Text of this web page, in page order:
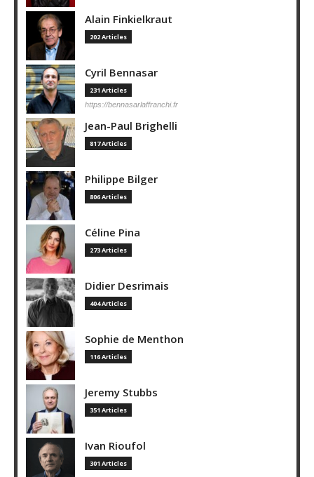
Alain Finkielkraut
202 Articles
Cyril Bennasar
231 Articles
https://bennasarlaffranchi.fr
Jean-Paul Brighelli
817 Articles
Philippe Bilger
806 Articles
Céline Pina
273 Articles
Didier Desrimais
404 Articles
Sophie de Menthon
116 Articles
Jeremy Stubbs
351 Articles
Ivan Rioufol
301 Articles